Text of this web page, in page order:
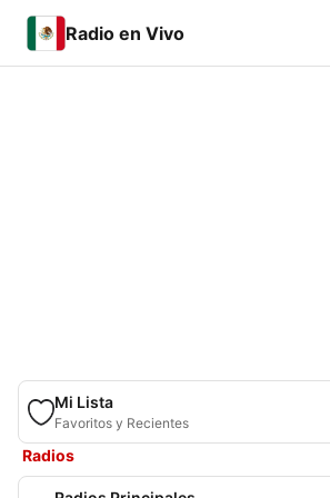
Radio en Vivo
Mi Lista
Favoritos y Recientes
Radios